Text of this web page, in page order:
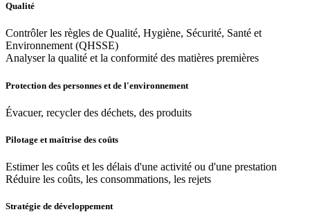
Qualité
Contrôler les règles de Qualité, Hygiène, Sécurité, Santé et
Environnement (QHSSE)
Analyser la qualité et la conformité des matières premières
Protection des personnes et de l'environnement
Évacuer, recycler des déchets, des produits
Pilotage et maîtrise des coûts
Estimer les coûts et les délais d'une activité ou d'une prestation
Réduire les coûts, les consommations, les rejets
Stratégie de développement